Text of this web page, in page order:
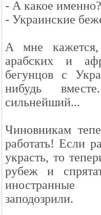
- А какое именно?
- Украинские
А мне
арабских и
бегунцов с
нибудь
сильнейший...
Чиновникам
работать! Если
украсть, то
рубеж и
заподозрили.